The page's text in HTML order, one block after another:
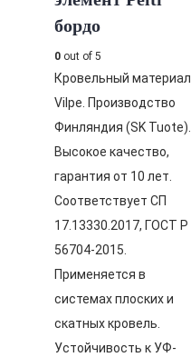
бордо
0 out of 5
Кровельный материал
Vilpe. Производство
Финляндия (SK Tuote).
Высокое качество,
гарантия от 10 лет.
Соответствует СП
17.13330.2017, ГОСТ Р
56704-2015.
Применяется в
системах плоских и
скатных кровель.
Устойчивость к УФ-